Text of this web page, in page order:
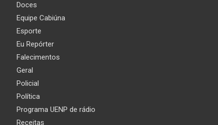
Doces
Equipe Cabiúna
Esporte
Eu Repórter
Falecimentos
Geral
Policial
Política
Programa UENP de rádio
Receitas